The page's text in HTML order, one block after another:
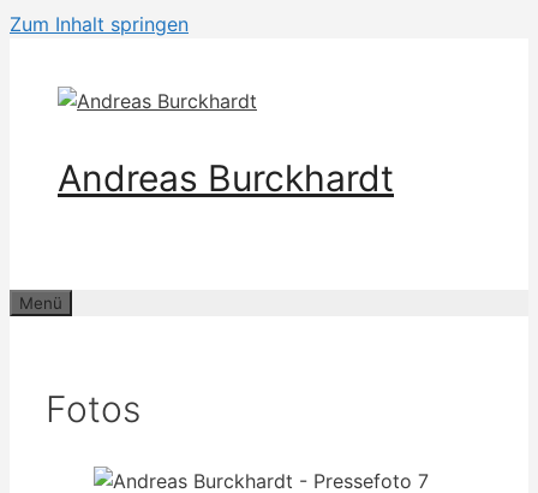
Zum Inhalt springen
Andreas Burckhardt
Menü
Fotos